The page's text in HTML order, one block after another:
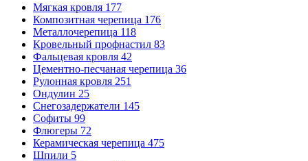
Мягкая кровля 177
Композитная черепица 176
Металлочерепица 118
Кровельный профнастил 83
Фальцевая кровля 42
Цементно-песчаная черепица 36
Рулонная кровля 251
Ондулин 25
Снегозадержатели 145
Софиты 99
Флюгеры 72
Керамическая черепица 475
Шпили 5